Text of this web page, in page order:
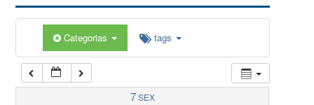
Categorias tags
7SEX